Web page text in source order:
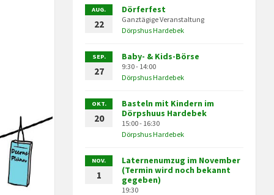
AUG.
22
Dörferfest
Ganztägige Veranstaltung
Dörpshus Hardebek
SEP.
27
Baby- & Kids-Börse
9:30 - 14:00
Dörpshus Hardebek
OKT.
20
Basteln mit Kindern im
Dörpshuus Hardebek
15:00 - 16:30
Dörpshus Hardebek
NOV.
1
Laternenumzug im November
(Termin wird noch bekannt
gegeben)
19:30